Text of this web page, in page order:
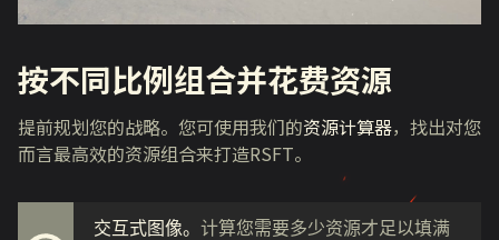
按不同比例组合并花费资源
提前规划您的战略。您可使用我们的资源计算器，找出对您
而言最高效的资源组合来打造RSFT。
交互式图像。 计算您需要多少资源才足以填满